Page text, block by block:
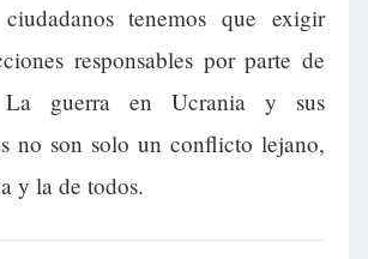
tenemos que exigir
responsables por parte de
guerra en Ucrania y sus
no son solo un conflicto lejano,
y la de todos.